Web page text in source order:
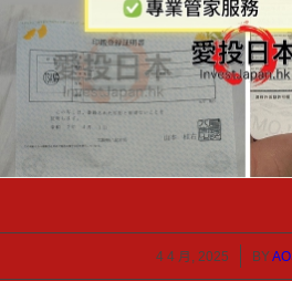
4 4 月, 2025
/ BY